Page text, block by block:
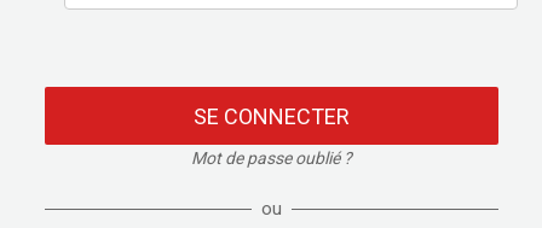
SE CONNECTER
Mot de passe oublié ?
ou